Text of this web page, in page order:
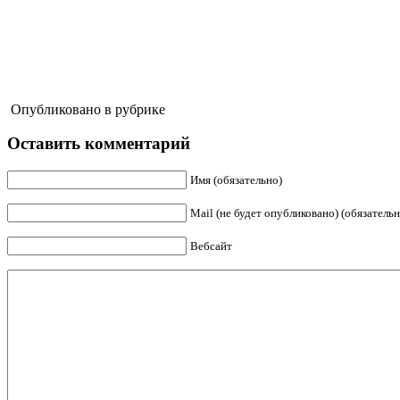
Опубликовано в рубрике
Оставить комментарий
Имя (обязательно)
Mail (не будет опубликовано)
Вебсайт